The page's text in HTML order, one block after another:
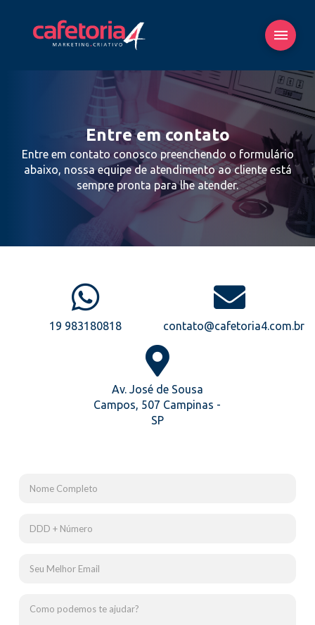
Entre em contato
Entre em contato conosco preenchendo o formulário
abaixo, nossa equipe de atendimento ao cliente está
sempre pronta para lhe atender.
19 983180818 contato@cafetoria4.com.br
Av. José de Sousa
Campos, 507 Campinas -
SP